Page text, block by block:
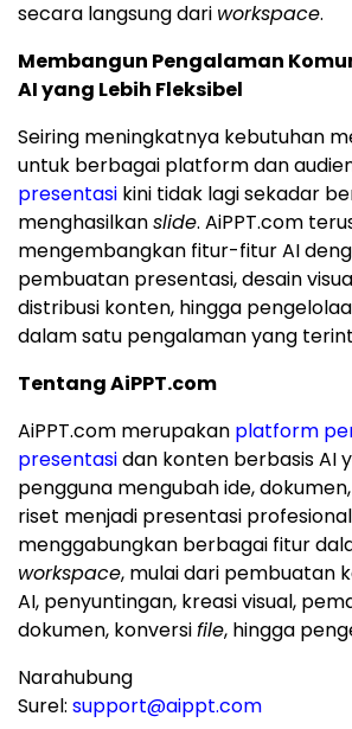
secara langsung dari workspace.
Membangun Pengalaman
AI yang Lebih Fleksibel
Seiring meningkatnya kebutuhan
untuk berbagai platform dan
presentasi kini tidak lagi sekadar
menghasilkanslide. AiPPT.com
mengembangkan fitur-fitur AI
pembuatan presentasi, desain
distribusi konten, hingga
dalam satu pengalaman yang
Tentang AiPPT.com
AiPPT.com merupakan platform
presentasidan konten berbasis AI
pengguna mengubah ide,
riset menjadi presentasi
menggabungkan berbagai fitur
workspace, mulai dari pembuatan
AI, penyuntingan, kreasi visual,
dokumen, konversifile, hingga
Narahubung
Surel: support@aippt.com